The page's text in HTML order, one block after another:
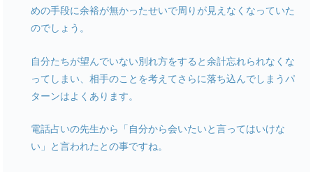
めの手段に余裕が無かったせいで周りが見えなくなっていた
のでしょう。
自分たちが望んでいない別れ方をすると余計忘れられなくな
ってしまい、相手のことを考えてさらに落ち込んでしまうパ
ターンはよくあります。
電話占いの先生から「自分から会いたいと言ってはいけな
い」と言われたとの事ですね。